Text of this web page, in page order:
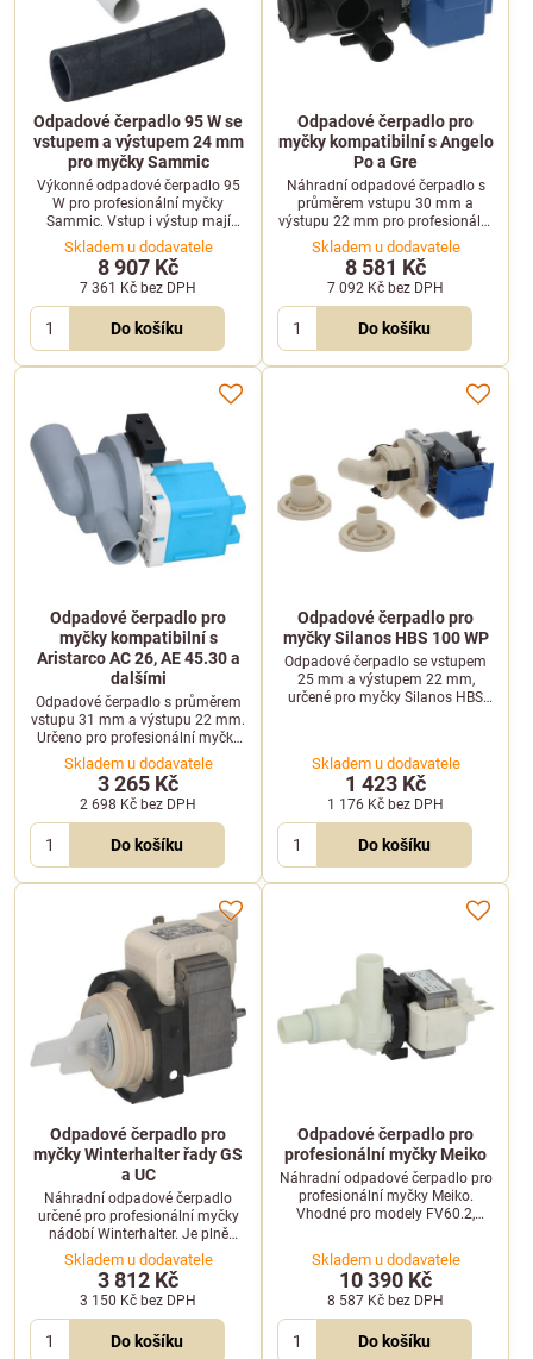
Odpadové čerpadlo 95 W se
vstupem a výstupem 24 mm
pro myčky Sammic
Výkonné odpadové čerpadlo 95
W pro profesionální myčky
Sammic. Vstup i výstup mají
průměr 24 mm, napájení
220/240 V.
Skladem u dodavatele
8 907 Kč
7 361 Kč bez DPH
Do košíku
Odpadové čerpadlo pro
myčky kompatibilní s Angelo
Po a Gre
Náhradní odpadové čerpadlo s
průměrem vstupu 30 mm a
výstupu 22 mm pro profesionální
myčky nádobí. Určeno pro
zařízení značek Angelo Po a Gre.
Skladem u dodavatele
8 581 Kč
7 092 Kč bez DPH
Do košíku
Odpadové čerpadlo pro
myčky kompatibilní s
Aristarco AC 26, AE 45.30 a
dalšími
Odpadové čerpadlo s průměrem
vstupu 31 mm a výstupu 22 mm.
Určeno pro profesionální myčky
Aristarco, včetně modelů AC 26,
AE 45.30, AE 50.32 a dalších.
Skladem u dodavatele
3 265 Kč
2 698 Kč bez DPH
Do košíku
Odpadové čerpadlo pro
myčky Silanos HBS 100 WP
Odpadové čerpadlo se vstupem
25 mm a výstupem 22 mm,
určené pro myčky Silanos HBS
Skladem u dodavatele
1 423 Kč
1 176 Kč bez DPH
Do košíku
Odpadové čerpadlo pro
myčky Winterhalter řady GS
a UC
Náhradní odpadové čerpadlo
určené pro profesionální myčky
nádobí Winterhalter. Je plně
kompatibilní se stroji řady GS a
UC, kterým zajišťuje spolehlivý
odvod odpadní vody.
Skladem u dodavatele
3 812 Kč
3 150 Kč bez DPH
Do košíku
Odpadové čerpadlo pro
profesionální myčky Meiko
Náhradní odpadové čerpadlo pro
profesionální myčky Meiko.
Vhodné pro modely FV60.2,
Skladem u dodavatele
10 390 Kč
8 587 Kč bez DPH
Do košíku